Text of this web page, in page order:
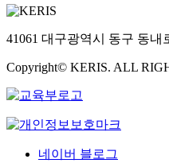
41061 대구광역시 동구 동내
Copyright© KERIS. ALL
네이버 블로그